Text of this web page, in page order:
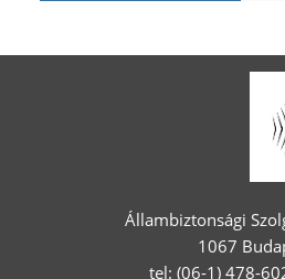
Állambiztonsági
1067
tel: (06-1) 478-